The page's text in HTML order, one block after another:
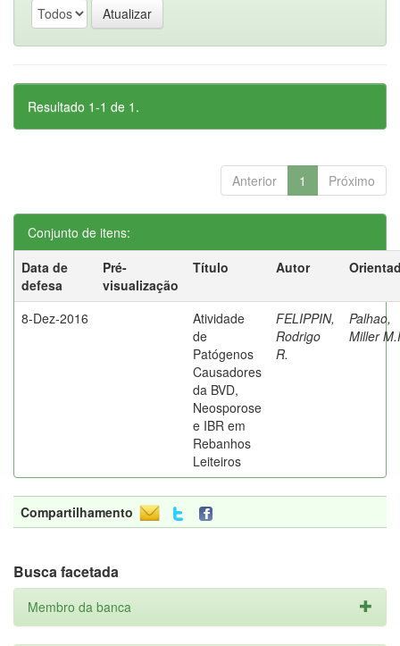
Resultado 1-1 de 1.
Anterior 1 Próximo
Conjunto de itens:
Data de
defesa
Pré-
visualização
Título Autor
8-Dez-2016
Atividade
de
Patógenos
Causadores
da BVD,
Neosporose
e IBR em
Rebanhos
Leiteiros
FELIPPIN,
Rodrigo
R.
Palhao,
Miller
Compartilhamento
Busca facetada
Membro da banca